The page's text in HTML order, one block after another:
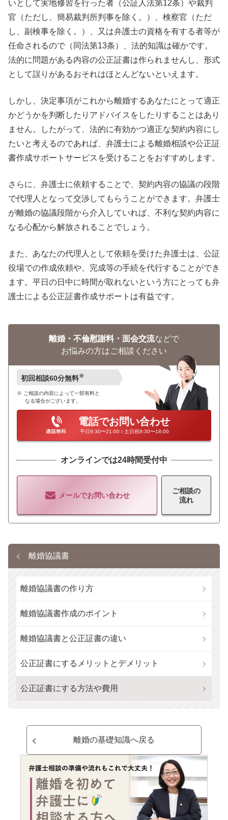
いとして実地修習を行った者（公証人法第12条）や裁判
官（ただし、簡易裁判所判事を除く。）、検察官（ただ
し、副検事を除く。）、又は弁護士の資格を有する者等が
任命されるので（同法第13条）、法的知識は確かです。
法的に問題がある内容の公正証書は作られませんし、形式
として誤りがあるおそれはほとんどないといえます。
しかし、決定事項がこれから離婚するあなたにとって適正
かどうかを判断したりアドバイスをしたりすることはあり
ません。したがって、法的に有効かつ適正な契約内容にし
たいと考えるのであれば、弁護士による離婚相談や公正証
書作成サポートサービスを受けることをおすすめします。
さらに、弁護士に依頼することで、契約内容の協議の段階
で代理人となって交渉してもらうことができます。弁護士
が離婚の協議段階から介入していれば、不利な契約内容に
なる心配から解放されることでしょう。
また、あなたの代理人として依頼を受けた弁護士は、公証
役場での作成依頼や、完成等の手続を代行することができ
ます。平日の日中に時間が取れないという方にとっても弁
護士による公正証書作成サポートは有益です。
離婚・不倫慰謝料・面会交流などで
お悩みの方はご相談ください
初回相談60分無料※
ご相談の内容によって一部有料と
なる場合がございます。
電話でお問い合わせ
平日9:30〜21:00 / 土日祝9:30〜18:00
オンラインでは24時間受付中
メールでお問い合わせ
ご相談の
流れ
離婚協議書
離婚協議書の作り方
離婚協議書作成のポイント
離婚協議書と公正証書の違い
公正証書にするメリットとデメリット
公正証書にする方法や費用
離婚の基礎知識へ戻る